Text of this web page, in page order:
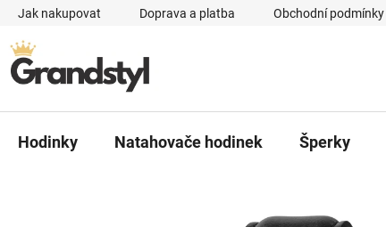
Přejít na obsah
Jak nakupovat Doprava a platba Obchodní podmínky
Hodinky Natahovače hodinek Šperky